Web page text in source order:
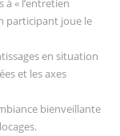
à « l’entretien
participant joue le
en situation
et les axes
bienveillante